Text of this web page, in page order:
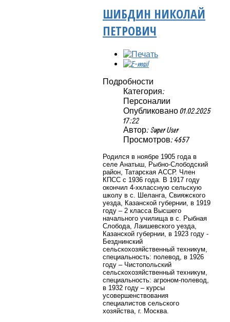
ШИБДИН НИКОЛАЙ
ПЕТРОВИЧ
Подробности
Категория:
Персоналии
Опубликовано 01.02.2025
17:22
Автор: Super User
Просмотров: 4657
Родился в ноябре 1905 года в
селе Анатыш, Рыбно-Слободский
район, Татарская АССР. Член
КПСС с 1936 года. В 1917 году
окончил 4-хклассную сельскую
школу в с. Шеланга, Свияжского
уезда, Казанской губернии, в 1919
году – 2 класса Высшего
начального училища в с. Рыбная
Слобода, Лаишевского уезда,
Казанской губернии, в 1923 году -
Безднинский
сельскохозяйственный техникум,
специальность: полевод, в 1926
году – Чистопольский
сельскохозяйственный техникум,
специальность: агроном-полевод,
в 1932 году – курсы
усовершенствования
специалистов сельского
хозяйства, г. Москва.